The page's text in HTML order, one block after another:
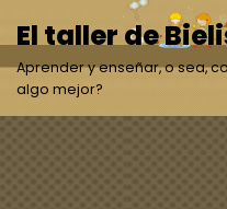
Saltar
al
contenido
El taller de
Aprender y enseñar, o sea,
algo mejor?